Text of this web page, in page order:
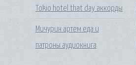
Tokio hotel that day аккорды
Мичурин артем еда и
патроны аудиокнига